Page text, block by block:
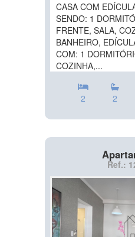
CASA COM
SENDO: 1
FRENTE, SALA,
BANHEIRO,
COM: 1
COZINHA,...
2 2
Ref.: